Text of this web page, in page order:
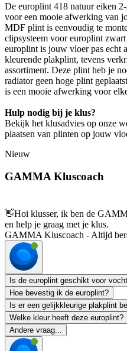
De europlint 418 natuur eiken
voor een mooie afwerking van
MDF plint is eenvoudig te
clipsysteem voor europlint
europlint is jouw vloer pas echt
kleurende plakplint, tevens
assortiment. Deze plint heb je
radiator geen hoge plint
is een mooie afwerking voor
Hulp nodig bij je klus?
Bekijk het klusadvies op onze
plaatsen van plinten op jouw
Nieuw
GAMMA Kluscoach
👋Hoi klusser, ik ben de
en help je graag met je klus.
GAMMA Kluscoach - Altijd
Is de europlint geschikt voor
Hoe bevestig ik de europlint?
Is er een gelijkkleurige plakplint
Welke kleur heeft deze europlint?
Andere vraag...